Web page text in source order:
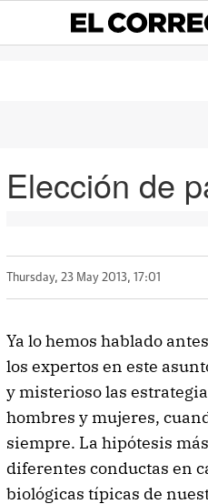
Elección de
Thursday, 23 May 2013, 17:01
Ya lo hemos hablado
los expertos en este
y misterioso las
hombres y mujeres,
siempre. La hipótesis
diferentes conductas en
biológicas típicas de